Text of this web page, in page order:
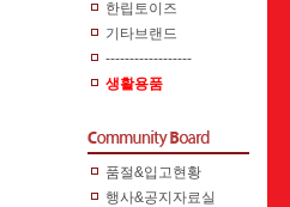
한립토이즈
기타브랜드
------------------
생활용품
품절&입고현황
행사&공지자료실